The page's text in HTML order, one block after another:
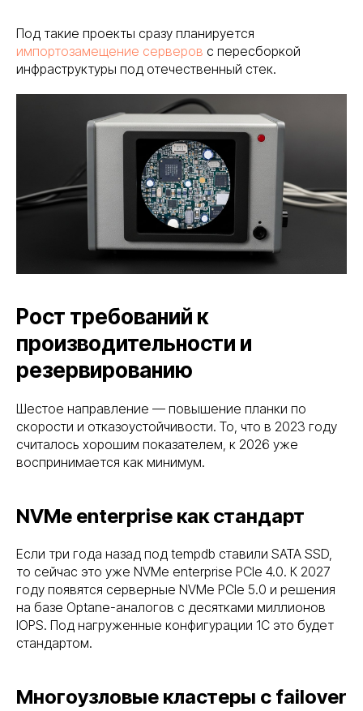
Под такие проекты сразу планируется
импортозамещение серверов с пересборкой
инфраструктуры под отечественный стек.
Рост требований к
производительности и
резервированию
Шестое направление — повышение планки по
скорости и отказоустойчивости. То, что в 2023 году
считалось хорошим показателем, к 2026 уже
воспринимается как минимум.
NVMe enterprise как стандарт
Если три года назад под tempdb ставили SATA SSD,
то сейчас это уже NVMe enterprise PCIe 4.0. К 2027
году появятся серверные NVMe PCIe 5.0 и решения
на базе Optane-аналогов с десятками миллионов
IOPS. Под нагруженные конфигурации 1С это будет
стандартом.
Многоузловые кластеры с failover